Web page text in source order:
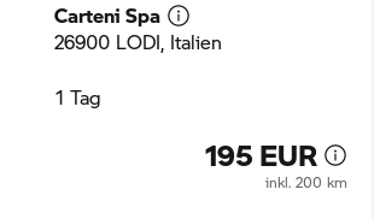
Carteni Spa
26900 LODI, Italien
1 Tag
195 EUR
inkl. 200 km